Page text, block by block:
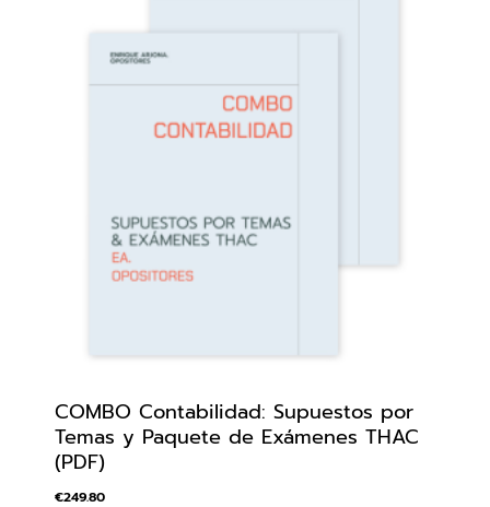
COMBO Contabilidad: Supuestos por
Temas y Paquete de Exámenes THAC
(PDF)
€249.80